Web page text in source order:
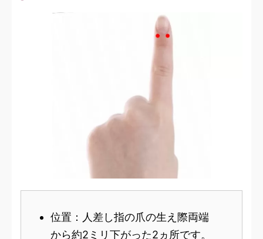
位置：人差し指の爪の生え際両端
から約2ミリ下がった2ヵ所です。